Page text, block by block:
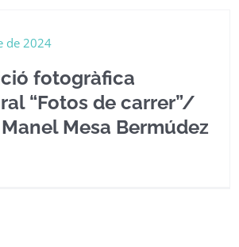
fotogràfica
“Fotos de carrer”/
Mesa Bermúdez
de 2024